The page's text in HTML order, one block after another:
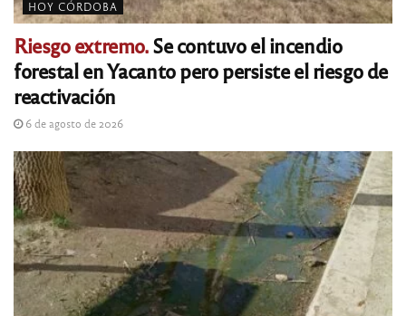
HOY CÓRDOBA
Riesgo extremo.Se contuvo el incendio
forestal en Yacanto pero persiste el riesgo de
reactivación
6 de agosto de 2026